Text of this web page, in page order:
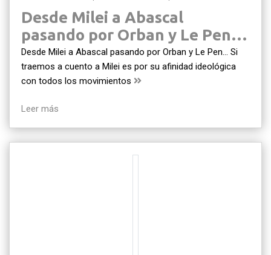
Desde Milei a Abascal
pasando por Orban y Le Pen…
Desde Milei a Abascal pasando por Orban y Le Pen… Si
traemos a cuento a Milei es por su afinidad ideológica
con todos los movimientos
Leer más